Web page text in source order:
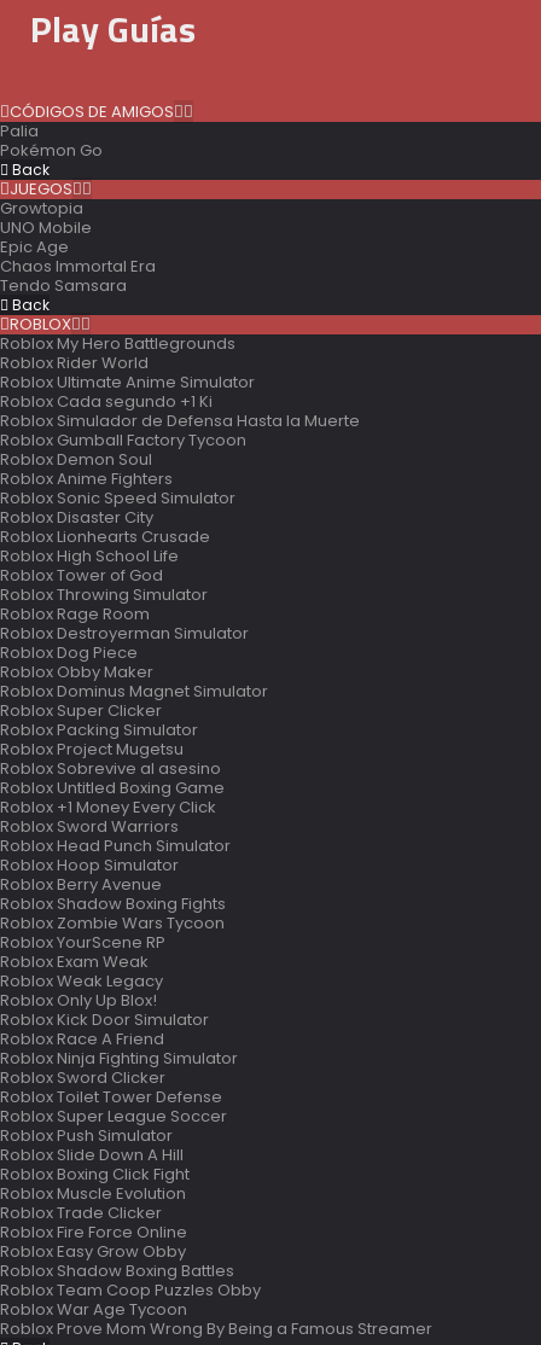
Play Guías
CÓDIGOS DE AMIGOS
Palia
Pokémon Go
Back
JUEGOS
Growtopia
UNO Mobile
Epic Age
Chaos Immortal Era
Tendo Samsara
Back
ROBLOX
Roblox My Hero Battlegrounds
Roblox Rider World
Roblox Ultimate Anime Simulator
Roblox Cada segundo +1 Ki
Roblox Simulador de Defensa Hasta la Muerte
Roblox Gumball Factory Tycoon
Roblox Demon Soul
Roblox Anime Fighters
Roblox Sonic Speed Simulator
Roblox Disaster City
Roblox Lionhearts Crusade
Roblox High School Life
Roblox Tower of God
Roblox Throwing Simulator
Roblox Rage Room
Roblox Destroyerman Simulator
Roblox Dog Piece
Roblox Obby Maker
Roblox Dominus Magnet Simulator
Roblox Super Clicker
Roblox Packing Simulator
Roblox Project Mugetsu
Roblox Sobrevive al asesino
Roblox Untitled Boxing Game
Roblox +1 Money Every Click
Roblox Sword Warriors
Roblox Head Punch Simulator
Roblox Hoop Simulator
Roblox Berry Avenue
Roblox Shadow Boxing Fights
Roblox Zombie Wars Tycoon
Roblox YourScene RP
Roblox Exam Weak
Roblox Weak Legacy
Roblox Only Up Blox!
Roblox Kick Door Simulator
Roblox Race A Friend
Roblox Ninja Fighting Simulator
Roblox Sword Clicker
Roblox Toilet Tower Defense
Roblox Super League Soccer
Roblox Push Simulator
Roblox Slide Down A Hill
Roblox Boxing Click Fight
Roblox Muscle Evolution
Roblox Trade Clicker
Roblox Fire Force Online
Roblox Easy Grow Obby
Roblox Shadow Boxing Battles
Roblox Team Coop Puzzles Obby
Roblox War Age Tycoon
Roblox Prove Mom Wrong By Being a Famous Streamer